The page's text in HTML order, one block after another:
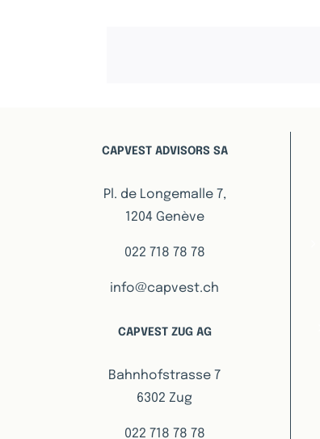
CAPVEST ADVISORS SA
Pl. de Longemalle 7,
1204 Genève
022 718 78 78
info@capvest.ch
CAPVEST ZUG AG
Bahnhofstrasse 7
6302 Zug
022 718 78 78